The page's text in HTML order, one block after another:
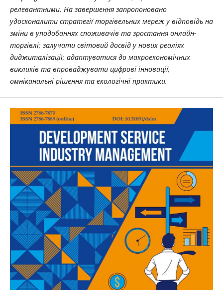
релевантними. На завершення запропоновано
удосконалити стратегії торгівельних мереж у відповідь на
зміни в уподобаннях споживачів та зростання онлайн-
торгівлі; залучати світовий досвід у нових реаліях
диджиталізації; адаптуватися до макроекономічних
викликів та впроваджувати цифрові інновації,
омніканальні рішення та екологічні практики.